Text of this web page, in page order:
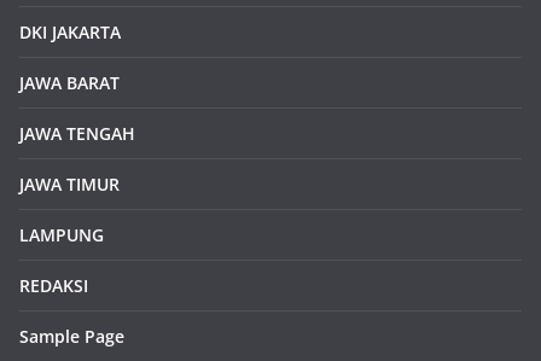
DKI JAKARTA
JAWA BARAT
JAWA TENGAH
JAWA TIMUR
LAMPUNG
REDAKSI
Sample Page